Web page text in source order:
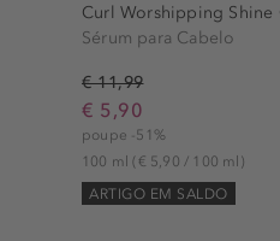
Curl Worshipping Shine
Sérum para Cabelo
€ 11,99
€ 5,90
poupe -51%
100 ml(€ 5,90 / 100 ml)
ARTIGO EM SALDO